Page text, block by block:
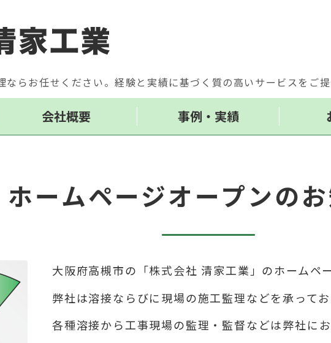
大阪府の溶接・現場監
らお任せください。経験と実績に基づく質の高いサービスをご提
会社概要 事例・実績
ホームページオープンの
大阪府高槻市の「株式会社 清家工業」のホームペ
弊社は溶接ならびに現場の施工監理などを承ってお
各種溶接から工事現場の監理・監督などは弊社にお